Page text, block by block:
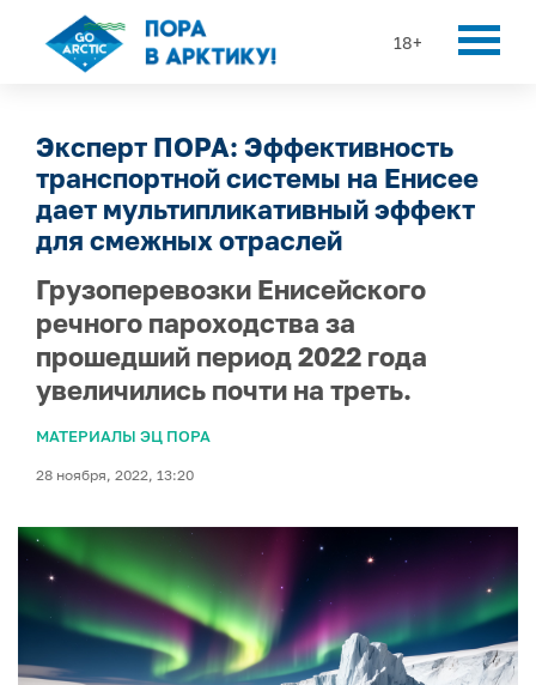
18+
Эксперт ПОРА: Эффективность
транспортной системы на Енисее
дает мультипликативный эффект
для смежных отраслей
Грузоперевозки Енисейского
речного пароходства за
прошедший период 2022 года
увеличились почти на треть.
МАТЕРИАЛЫ ЭЦ ПОРА
28 ноября, 2022, 13:20